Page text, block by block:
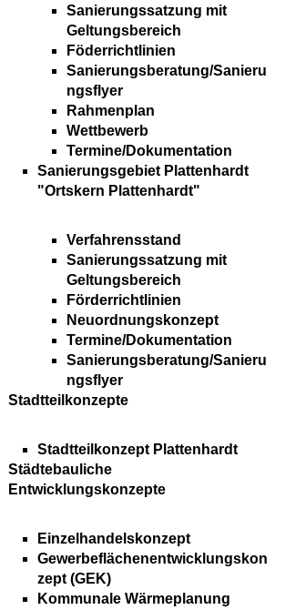
Sanierungssatzung mit
Geltungsbereich
Föderrichtlinien
Sanierungsberatung/Sanieru
ngsflyer
Rahmenplan
Wettbewerb
Termine/Dokumentation
Sanierungsgebiet Plattenhardt
"Ortskern Plattenhardt"
Verfahrensstand
Sanierungssatzung mit
Geltungsbereich
Förderrichtlinien
Neuordnungskonzept
Termine/Dokumentation
Sanierungsberatung/Sanieru
ngsflyer
Stadtteilkonzepte
Stadtteilkonzept Plattenhardt
Städtebauliche
Entwicklungskonzepte
Einzelhandelskonzept
Gewerbeflächenentwicklungskon
zept (GEK)
Kommunale Wärmeplanung